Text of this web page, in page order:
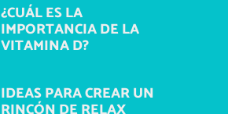
¿CUÁL ES LA
IMPORTANCIA DE LA
VITAMINA D?
IDEAS PARA CREAR UN